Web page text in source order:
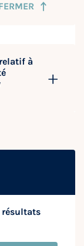
à
résultats